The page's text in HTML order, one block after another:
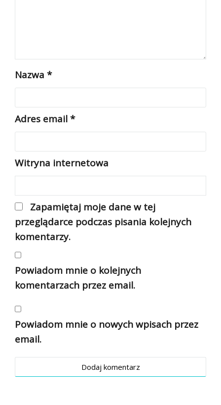
Nazwa *
Adres email*
Witryna internetowa
Zapamiętaj moje dane w tej
przeglądarce podczas pisania kolejnych
komentarzy.
Powiadom mnie o kolejnych
komentarzach przez email.
Powiadom mnie o nowych wpisach przez
email.